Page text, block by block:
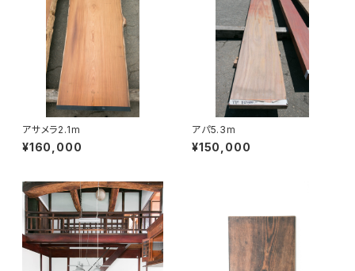
アサメラ2.1m
¥160,000
アパ5.3m
¥150,000